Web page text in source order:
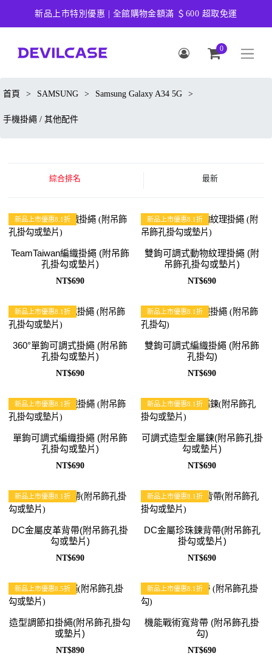
新品上市特別優惠 | 全館購物金額滿 ＄600 超取免運
0
首頁 > SAMSUNG > Samsung Galaxy A34 5G >
手機掛繩 / 其他配件
綜合排名 最新
新品上市優惠8.1折
TeamTaiwan編織掛繩 (附吊飾
孔掛勾或墊片)
NT$690
新品上市優惠8.1折
雙鉤可調式動物紋理掛繩 (附
吊飾孔掛勾或墊片)
NT$690
新品上市優惠8.1折
360°單鉤可調式掛繩 (附吊飾
孔掛勾或墊片)
NT$690
新品上市優惠8.1折
雙鉤可調式編織掛繩 (附吊飾
孔掛勾)
NT$690
新品上市優惠8.1折
單鉤可調式編織掛繩 (附吊飾
孔掛勾或墊片)
NT$690
新品上市優惠8.1折
可調式造型金屬鍊(附吊飾孔掛
勾或墊片)
NT$690
新品上市優惠8.1折
DC金屬皮革背帶(附吊飾孔掛
勾或墊片)
NT$690
新品上市優惠8.1折
DC金屬珍珠鍊背帶(附吊飾孔
掛勾或墊片)
NT$690
新品上市優惠8.5折
造型調節扣掛繩(附吊飾孔掛勾
或墊片)
NT$890
新品上市優惠8.1折
機能戰術寬背帶 (附吊飾孔掛
勾)
NT$690